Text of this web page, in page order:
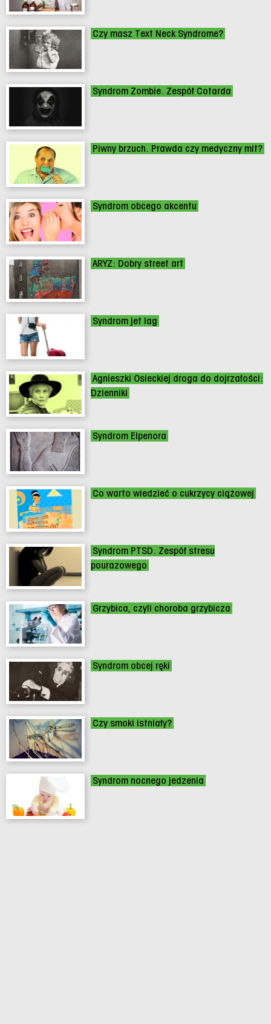
Czy masz Text Neck Syndrome?
Syndrom Zombie. Zespół Cotarda
Piwny brzuch. Prawda czy medyczny mit?
Syndrom obcego akcentu
ARYZ: Dobry street art
Syndrom jet lag
Agnieszki Osieckiej droga do dojrzałości:
Dzienniki
Syndrom Elpenora
Co warto wiedzieć o cukrzycy ciążowej
Syndrom PTSD. Zespół stresu
pourazowego
Grzybica, czyli choroba grzybicza
Syndrom obcej ręki
Czy smoki istniały?
Syndrom nocnego jedzenia